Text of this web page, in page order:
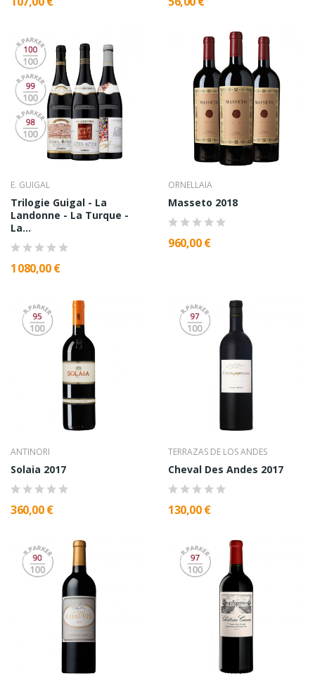
E. GUIGAL
Trilogie Guigal - La
Landonne - La Turque -
La...
1 080,00 €
ORNELLAIA
Masseto 2018
960,00 €
ANTINORI
Solaia 2017
360,00 €
TERRAZAS DE LOS ANDES
Cheval Des Andes 2017
130,00 €